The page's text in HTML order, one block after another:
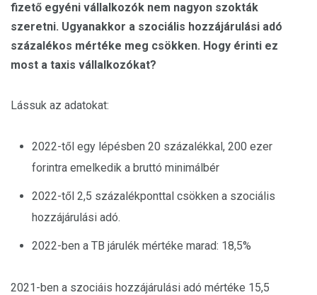
fizető egyéni vállalkozók nem nagyon szokták
szeretni. Ugyanakkor a szociális hozzájárulási adó
százalékos mértéke meg csökken. Hogy érinti ez
most a taxis vállalkozókat?
Lássuk az adatokat:
2022-től egy lépésben 20 százalékkal, 200 ezer
forintra emelkedik a bruttó minimálbér
2022-től 2,5 százalékponttal csökken a szociális
hozzájárulási adó.
2022-ben a TB járulék mértéke marad: 18,5%
2021-ben a szociáis hozzájárulási adó mértéke 15,5